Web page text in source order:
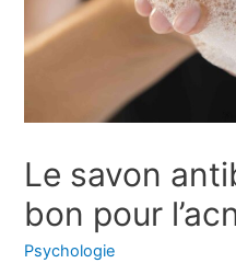
Le savon
bon pour
Psychologie